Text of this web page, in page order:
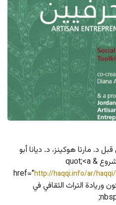
د. مارتا هوكينز، د. ديانا أبو
علي ود. هيا الدجاني كمخرجة لمشروع &quot;<a
href="http://haqqi.info/ar/
وريادة التراث الثقافي في